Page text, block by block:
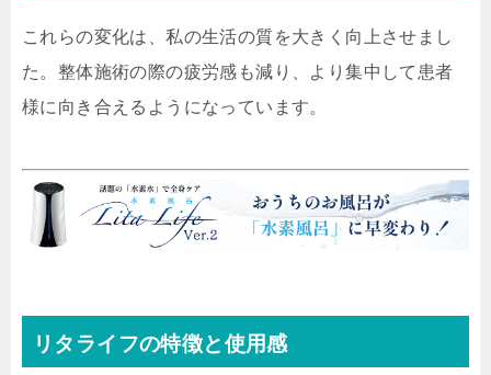
これらの変化は、私の生活の質を大きく向上させまし
た。整体施術の際の疲労感も減り、より集中して患者
様に向き合えるようになっています。
リタライフの特徴と使用感